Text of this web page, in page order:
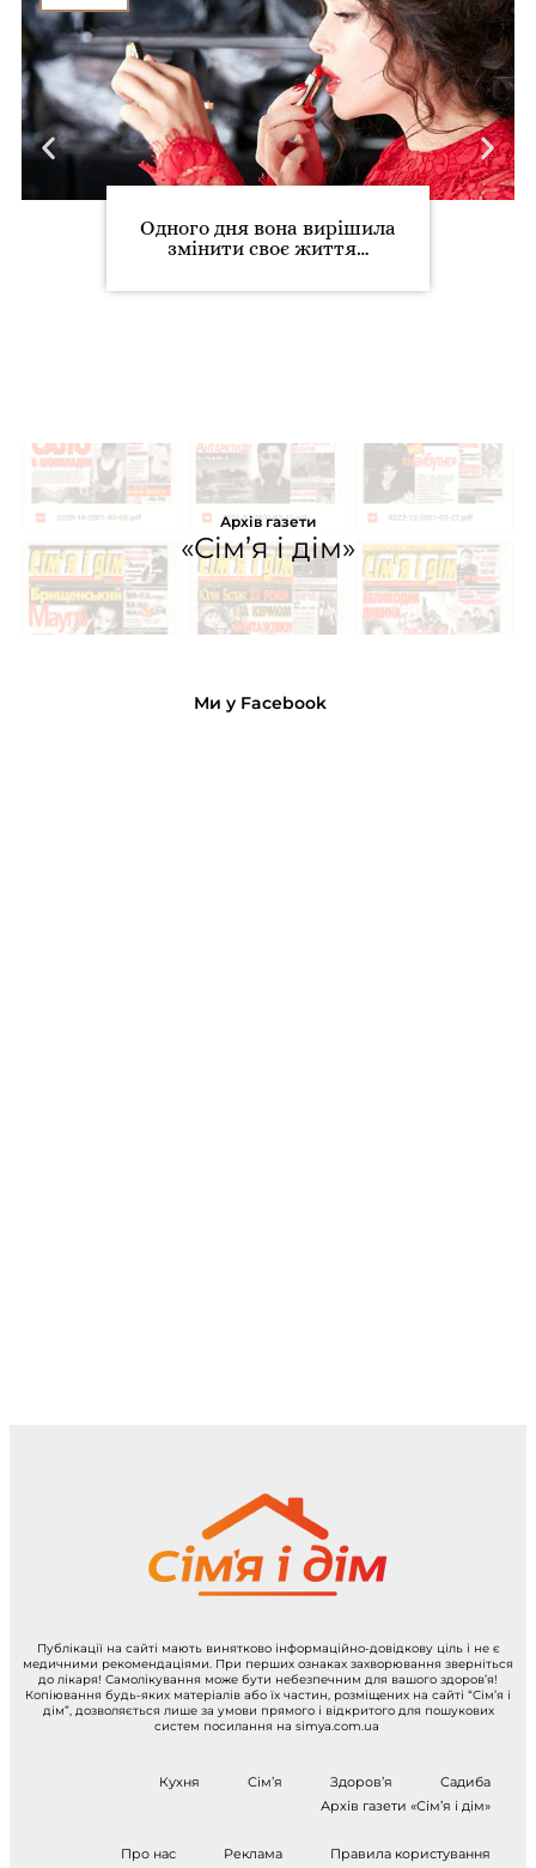
Одного дня вона вирішила
змінити своє життя…
Архів газети
«Сім’я і дім»
Ми у Facebook
Публікації на сайті мають винятково інформаційно-довідкову ціль і не є
медичними рекомендаціями. При перших ознаках захворювання зверніться
до лікаря! Самолікування може бути небезпечним для вашого здоров’я!
Копіювання будь-яких матеріалів або їх частин, розміщених на сайті “Сім’я і
дім”, дозволяється лише за умови прямого і відкритого для пошукових
систем посилання на simya.com.ua
Кухня Сім’я Здоров’я
Садиба
Архів газети «Сім’я і дім»
Про нас Реклама
Правила користування